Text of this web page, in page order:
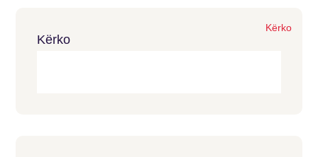
Kërko
Kërko